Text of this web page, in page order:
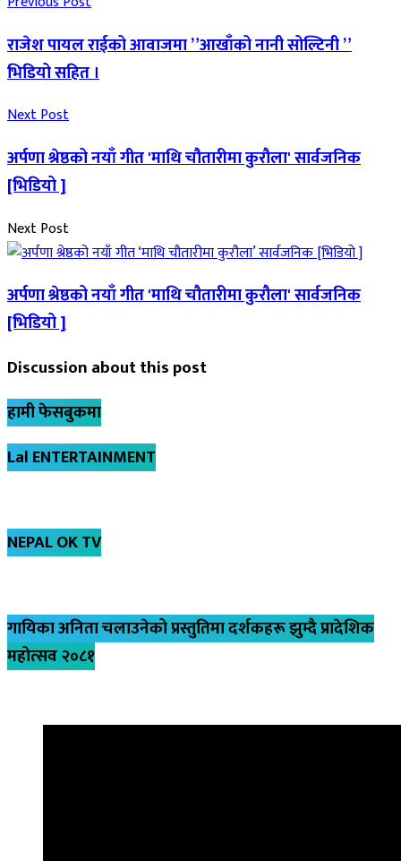
राजेश पायल राईको आवाजमा ”आखाँको नानी सोल्टिनी ”
भिडियो सहित ।
Next Post
अर्पणा श्रेष्ठको नयाँ गीत 'माथि चौतारीमा कुरौला' सार्वजनिक
[भिडियो ]
Next Post
अर्पणा श्रेष्ठको नयाँ गीत 'माथि चौतारीमा कुरौला' सार्वजनिक
[भिडियो ]
Discussion about this post
हामी फेसबुकमा
Lal ENTERTAINMENT
NEPAL OK TV
गायिका अनिता चलाउनेको प्रस्तुतिमा दर्शकहरू झुम्दै प्रादेशिक
महोत्सव २०८१